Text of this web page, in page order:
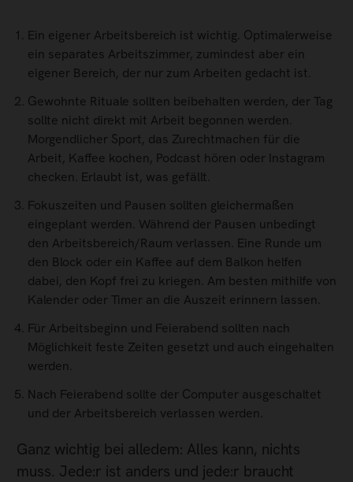
Ein eigener Arbeitsbereich ist wichtig. Optimalerweise
ein separates Arbeitszimmer, zumindest aber ein
eigener Bereich, der nur zum Arbeiten gedacht ist.
Gewohnte Rituale sollten beibehalten werden, der Tag
sollte nicht direkt mit Arbeit begonnen werden.
Morgendlicher Sport, das Zurechtmachen für die
Arbeit, Kaffee kochen, Podcast hören oder Instagram
checken. Erlaubt ist, was gefällt.
Fokuszeiten und Pausen sollten gleichermaßen
eingeplant werden. Während der Pausen unbedingt
den Arbeitsbereich/Raum verlassen. Eine Runde um
den Block oder ein Kaffee auf dem Balkon helfen
dabei, den Kopf frei zu kriegen. Am besten mithilfe von
Kalender oder Timer an die Auszeit erinnern lassen.
Für Arbeitsbeginn und Feierabend sollten nach
Möglichkeit feste Zeiten gesetzt und auch eingehalten
werden.
Nach Feierabend sollte der Computer ausgeschaltet
und der Arbeitsbereich verlassen werden.
Ganz wichtig bei alledem: Alles kann, nichts
muss. Jede:r ist anders und jede:r braucht